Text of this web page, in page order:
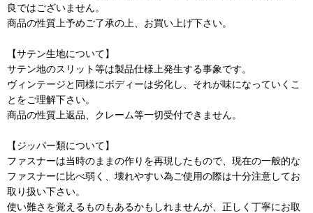
良ではございません。
商品の性質上予めご了承の上、お買い上げ下さい。
【サテン生地について】
サテン地のスリット等は製品仕様上発生する事象です。
ヴィンテージと同様にボディーは劣化し、それが味になっていくこ
とをご理解下さい。
商品の性質上返品、クレーム等一切受付できません。
【ジッパー類について】
ファスナーは当時のままの作りを再現したもので、現在の一般的な
ファスナーに比べ弱く、壊れやすい為ご使用の際は十分注意してお
取り扱い下さい。
使い難さを覚えるものもあるかもしれませんが、正しく丁寧にお取